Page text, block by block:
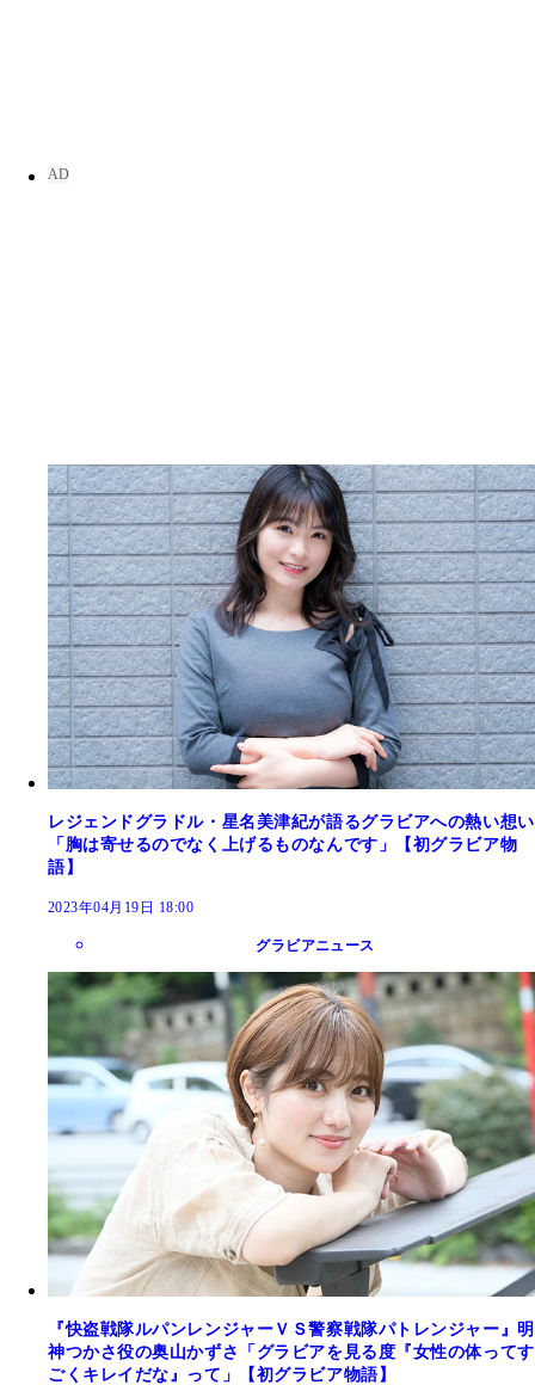
レジェンドグラドル・星名美津紀が語るグラビアへの熱い想い
「胸は寄せるのでなく上げるものなんです」【初グラビア物
語】
2023年04月19日 18:00
グラビアニュース
『快盗戦隊ルパンレンジャーＶＳ警察戦隊パトレンジャー』明
神つかさ役の奥山かずさ「グラビアを見る度『女性の体ってす
ごくキレイだな』って」【初グラビア物語】